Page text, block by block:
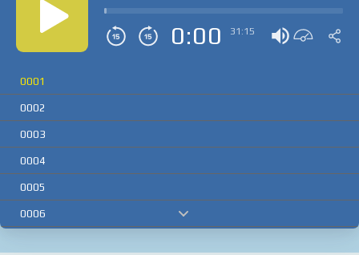
0:00 31:15
0001
0002
0003
0004
0005
0006